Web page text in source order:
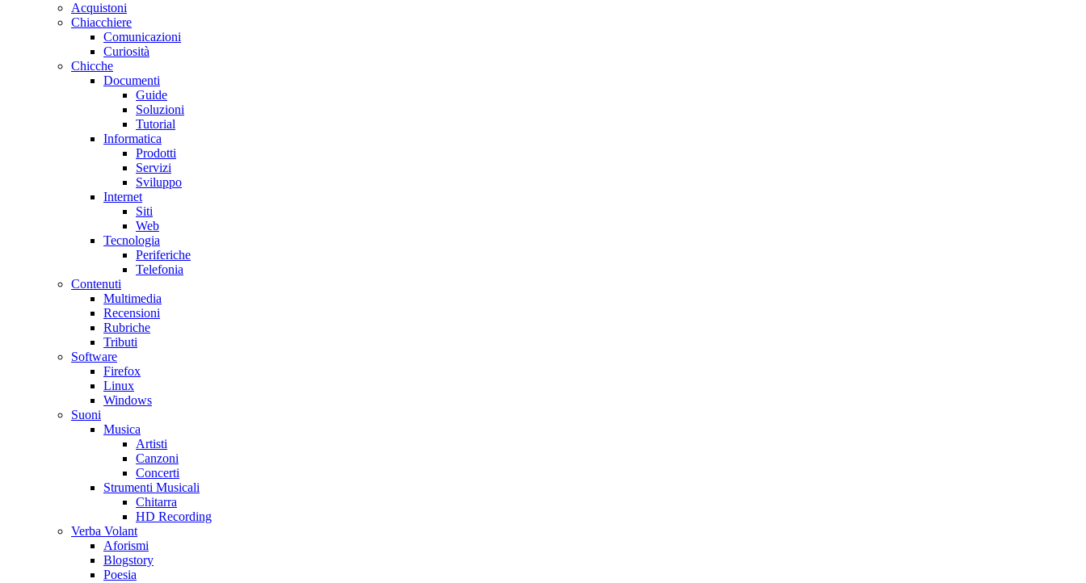
Acquistoni
Chiacchiere
Comunicazioni
Curiosità
Chicche
Documenti
Guide
Soluzioni
Tutorial
Informatica
Prodotti
Servizi
Sviluppo
Internet
Siti
Web
Tecnologia
Periferiche
Telefonia
Contenuti
Multimedia
Recensioni
Rubriche
Tributi
Software
Firefox
Linux
Windows
Suoni
Musica
Artisti
Canzoni
Concerti
Strumenti Musicali
Chitarra
HD Recording
Verba Volant
Aforismi
Blogstory
Poesia